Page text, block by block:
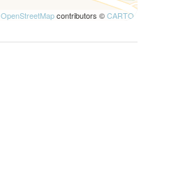
OpenStreetMapcontributors ©CARTO